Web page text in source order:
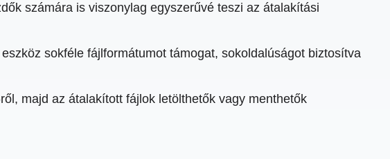
számára is viszonylag egyszerűvé teszi az átalakítási
sokféle fájlformátumot támogat, sokoldalúságot biztosítva
majd az átalakított fájlok letölthetők vagy menthetők